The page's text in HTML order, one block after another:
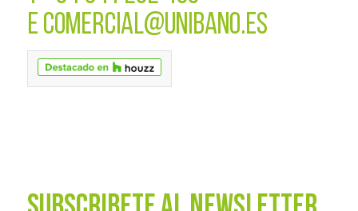
E COMERCIAL@UNIBANO.ES